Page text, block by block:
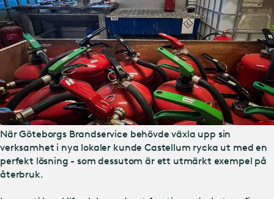
När Göteborgs Brandservice behövde växla upp sin
verksamhet i nya lokaler kunde Castellum rycka ut med en
perfekt lösning - som dessutom är ett utmärkt exempel på
återbruk.